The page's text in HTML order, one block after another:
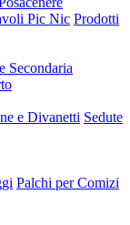
Pic Nic Prodotti
Secondaria
e Divanetti Sedute
Palchi per Comizi